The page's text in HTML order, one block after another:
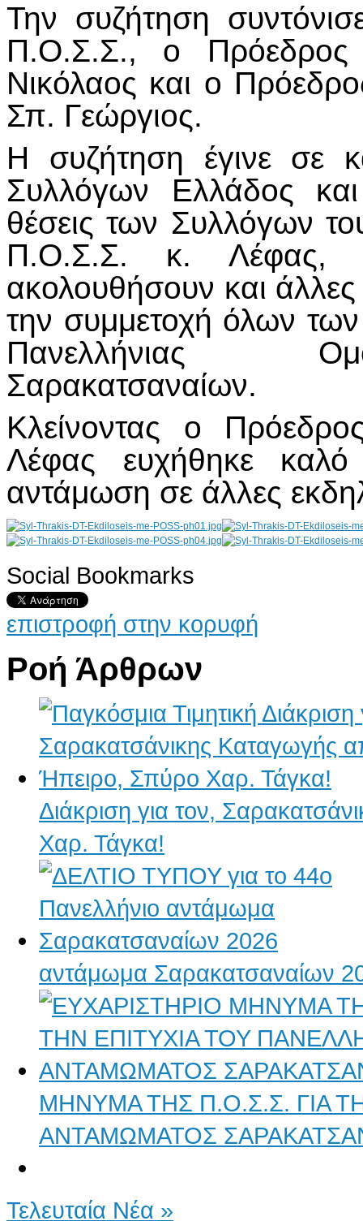
Την συζήτηση
Π.Ο.Σ.Σ., ο
Νικόλαος και ο
Σπ. Γεώργιος.
Η συζήτηση έγινε σε
Συλλόγων Ελλάδος
θέσεις των Συλλόγων
Π.Ο.Σ.Σ. κ. Λέφας,
ακολουθήσουν και άλλες
την συμμετοχή όλων
Πανελλήνιας
Σαρακατσαναίων.
Κλείνοντας ο
Λέφας ευχήθηκε
αντάμωση σε άλλες
AdmirorGallery 4.5.0, author/s Vasiljevski& Kekeljevic
Social Bookmarks
επιστροφή στην κορυφή
Ροή Άρθρων
Διάκριση για τον,
Χαρ. Τάγκα!
αντάμωμα Σαρακατσαναίων
ΜΗΝΥΜΑ ΤΗΣ Π.Ο.Σ.Σ. ΓΙΑ
ΑΝΤΑΜΩΜΑΤΟΣ
Τελευταία Νέα »